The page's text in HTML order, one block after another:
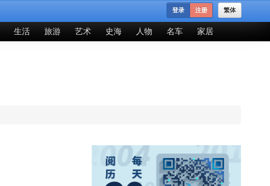
繁体
登录 注册
生活 旅游 艺术 史海 人物 名车 家居